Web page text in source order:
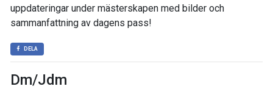
uppdateringar under mästerskapen med bilder och
sammanfattning av dagens pass!
DELA
Dm/Jdm